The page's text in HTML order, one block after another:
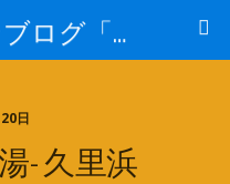
横須賀ラーメンブログ「さだはる」
日
- 久里浜